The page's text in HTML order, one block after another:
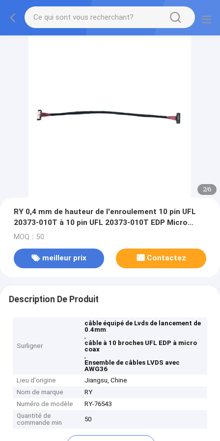
2/6
RY 0,4 mm de hauteur de l'enroulement 10 pin UFL
20373-010T à 10 pin UFL 20373-010T EDP Micro
Coax AWG36 Assemblage de câble Lvds
MOQ：50
meilleur prix Contactez
Description De Produit
Surligner
câble équipé de Lvds de lancement de
0.4mm
,
câble à 10 broches UFL EDP à micro
coax
,
Ensemble de câbles LVDS avec
AWG36
Lieu d'origine
Jiangsu, Chine
Nom de marque
RY
Numéro de modèle
RY-76543
Quantité de
commande min
50